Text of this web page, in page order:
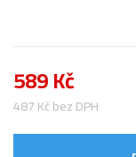
589 Kč
487 Kč bez DPH